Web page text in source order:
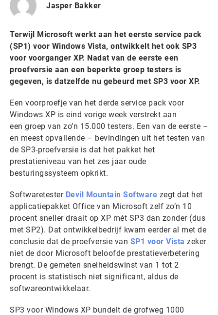
Jasper Bakker
Terwijl Microsoft werkt aan het eerste service pack
(SP1) voor Windows Vista, ontwikkelt het ook SP3
voor voorganger XP. Nadat van de eerste een
proefversie aan een beperkte groep testers is
gegeven, is datzelfde nu gebeurd met SP3 voor XP.
Een voorproefje van het derde service pack voor
Windows XP is eind vorige week verstrekt aan
een groep van zo’n 15.000 testers. Een van de eerste –
en meest opvallende – bevindingen uit het testen van
de SP3-proefversie is dat het pakket het
prestatieniveau van het zes jaar oude
besturingssysteem opkrikt.
Softwaretester Devil Mountain Software zegt dat het
applicatiepakket Office van Microsoft zelf zo’n 10
procent sneller draait op XP mét SP3 dan zonder (dus
met SP2). Dat ontwikkelbedrijf kwam eerder al met de
conclusie dat de proefversie van SP1 voor Vista zeker
niet de door Microsoft beloofde prestatieverbetering
brengt. De gemeten snelheidswinst van 1 tot 2
procent is statistisch niet significant, aldus de
softwareontwikkelaar.
SP3 voor Windows XP bundelt de grofweg 1000